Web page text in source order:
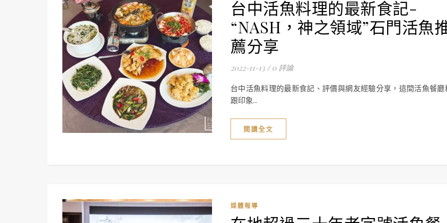
台中活魚料理的最新食記-
“NASH，神之領域”石門活魚
薦分享
2022-11-13 / 0 評論
台中活魚料理的最新食記、評價與網友經驗分享，這間活魚餐廳
跟印象...
閱讀全文
媒體報導